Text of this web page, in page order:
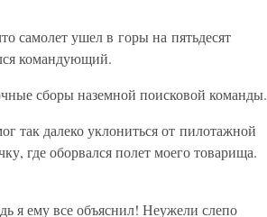
самолет ушел в горы на пятьдесят
командующий.
сборы наземной поисковой команды.
так далеко уклониться от пилотажной
где оборвался полет моего товарища.
я ему все объяснил! Неужели слепо